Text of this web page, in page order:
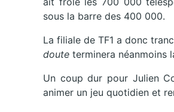
sous la barre des 400 000.
La filiale de TF1 a donc
doute terminera néanmoins
Un coup dur pour Julien
animer un jeu quotidien et